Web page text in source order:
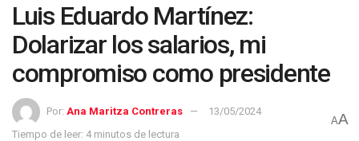
Luis Eduardo Martínez:
Dolarizar los salarios, mi
compromiso como presidente
Por: Ana Maritza Contreras
13/05/2024
Tiempo de leer: 4 minutos de lectura
AA